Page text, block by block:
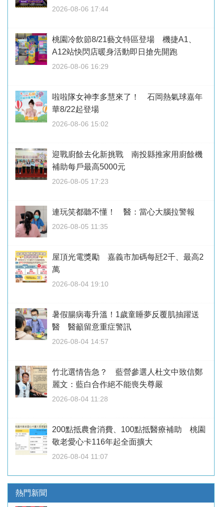
2026-08-06 17:44
桃園冷飲節8/21藝文特區登場 機捷A1、
A12站快閃店暖身活動即日搶先開跑
2026-08-06 16:29
啦啦隊女神李多慧來了！ 石岡熱氣球嘉年
華8/22起登場
2026-08-06 15:02
迎戰廚餘去化新挑戰 南投縣推家用廚餘機
補助每戶最高5000元
2026-08-05 17:23
連玩笑都聽不懂！ 醫：當心大腦拉警報
2026-08-05 11:35
屋頂光電獎勵 嘉義市加碼每瓩2千、最高2
萬
2026-08-04 19:10
暑假腸病毒升溫！1歲童睡夢反覆肌抽躍送
醫 醫籲留意重症警訊
2026-08-04 14:57
竹北選情告急？ 藍營參選人杜文中致信鄭
麗文：藍白合作絕不能喪失尊嚴
2026-08-04 11:28
200點抵農會消費、100點抵醫療補助 桃園
敬老愛心卡116年起全面擴大
2026-08-04 11:07
熱門新聞